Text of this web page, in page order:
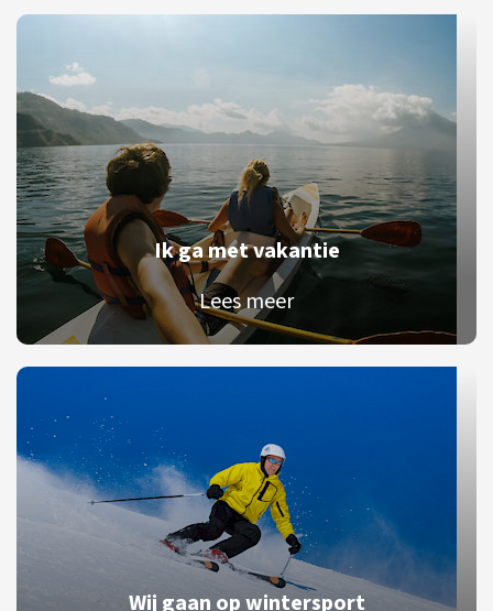
Ik ga met vakantie
Lees meer
Wij gaan op wintersport